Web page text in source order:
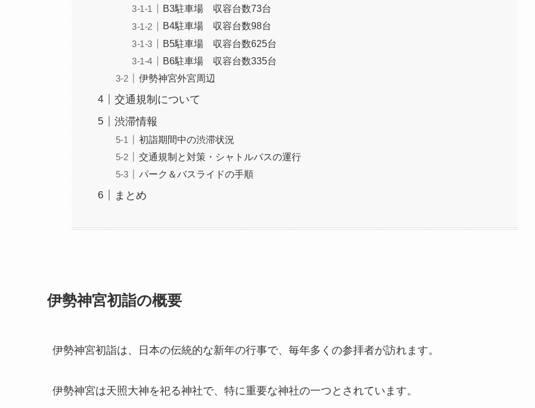
B3駐車場 収容台数73台
B4駐車場 収容台数98台
B5駐車場 収容台数625台
B6駐車場 収容台数335台
伊勢神宮外宮周辺
交通規制について
渋滞情報
初詣期間中の渋滞状況
交通規制と対策・シャトルバスの運行
パーク＆バスライドの手順
まとめ
伊勢神宮初詣の概要
伊勢神宮初詣は、日本の伝統的な新年の行事で、毎年多くの参拝者が訪れます。
伊勢神宮は天照大神を祀る神社で、特に重要な神社の一つとされています。